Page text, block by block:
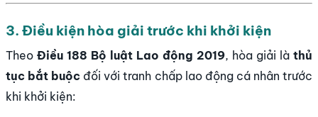
3. Điều kiện hòa giải trước khi khởi kiện
Theo Điều 188 Bộ luật Lao động 2019, hòa giải là thủ
tục bắt buộc đối với tranh chấp lao động cá nhân trước
khi khởi kiện: